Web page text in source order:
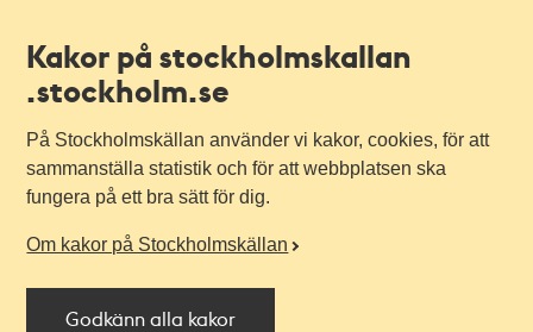
Kakor på stockholmskallan
.stockholm.se
På Stockholmskällan använder vi kakor, cookies, för att
sammanställa statistik och för att webbplatsen ska
fungera på ett bra sätt för dig.
Om kakor på Stockholmskällan
Godkänn alla kakor